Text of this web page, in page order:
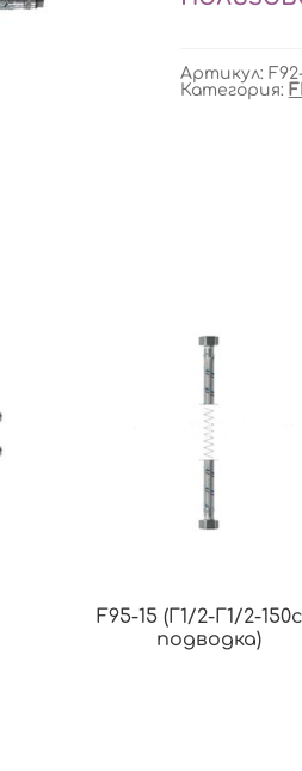
Артикул:
Категория:
F95-15 (Г1/2-Г1/2-
подводка)